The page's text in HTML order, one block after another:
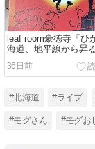
leaf room豪徳寺「ひ
海道、地平線から昇
ディ～番外編～」
36日前
#北海道 #ライブ
#モグさん #モグお